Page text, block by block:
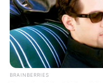
BRAINBERRIES